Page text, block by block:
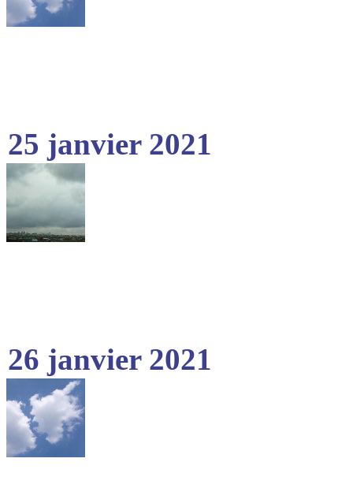
25 janvier 2021
26 janvier 2021